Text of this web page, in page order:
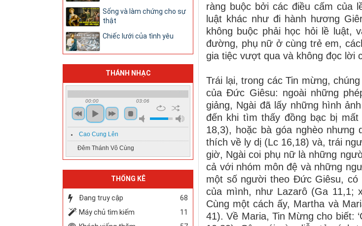
ràng buộc bởi các điều cấm của
luật khác như đi hành hương
không buộc phải học hỏi lề luật,
đường, phụ nữ ở cùng trẻ em,
gia tiệc vượt qua và không đọc lời
Trái lại, trong các Tin mừng,
của Đức Giêsu: ngoài những
giảng, Ngài đã lấy những hình
đến khi tìm thấy đồng bạc bị
18,3), hoặc bà góa nghèo nhưng
thích về ly dị (Lc 16,18) và, trái
giờ, Ngài coi phụ nữ là những
cả với nhóm môn đệ và những
một số người theo Đức Giêsu,
của mình, như Lazarô (Ga 11,1;
Cùng một cách ấy, Martha và
41). Về Maria, Tin Mừng cho biết:
Sống và làm chứng cho sự
thật
Chiếc lưới của tình yêu
THÁNH NHẠC
00:00 03:06
Cao Cung Lên
Đêm Thánh Vô Cùng
THỐNG KÊ
Đang truy cập
68
Máy chủ tìm kiếm
11